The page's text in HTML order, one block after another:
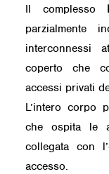
Il complesso
parzialmente
interconnessi
coperto che
accessi privati
L’intero corpo
che ospita le
collegata con
accesso.